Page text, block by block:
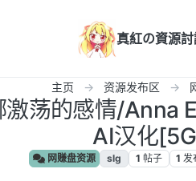
真紅の資源
主页 资源发布区
荡的感情/Anna
AI汉化
网赚盘资源 slg 1 帖子 1 发